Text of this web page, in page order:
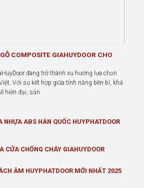
COMPOSITE GIAHUYDOOR CHO
đang trở thành xu hướng lựa chọn
Với sự kết hợp giữa tính năng bền bỉ, khả
hiện đại, sản
NHỰA ABS HÀN QUỐC HUYPHATDOOR
CỬA CHỐNG CHÁY GIAHUYDOOR
ÂM HUYPHATDOOR MỚI NHẤT 2025